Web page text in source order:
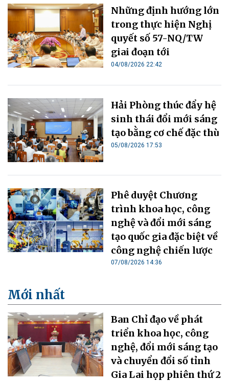
Những định hướng lớn
trong thực hiện Nghị
quyết số 57-NQ/TW
giai đoạn tới
04/08/2026 22:42
Hải Phòng thúc đẩy hệ
sinh thái đổi mới sáng
tạo bằng cơ chế đặc thù
05/08/2026 17:53
Phê duyệt Chương
trình khoa học, công
nghệ và đổi mới sáng
tạo quốc gia đặc biệt về
công nghệ chiến lược
07/08/2026 14:36
Mới nhất
Ban Chỉ đạo về phát
triển khoa học, công
nghệ, đổi mới sáng tạo
và chuyển đổi số tỉnh
Gia Lai họp phiên thứ 2